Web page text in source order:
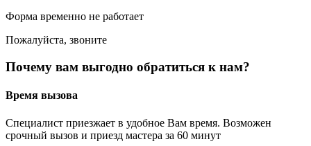
Форма временно не работает
Пожалуйста, звоните
Почему вам выгодно обратиться к нам?
Время вызова
Специалист приезжает в удобное Вам время. Возможен
срочный вызов и приезд мастера за 60 минут